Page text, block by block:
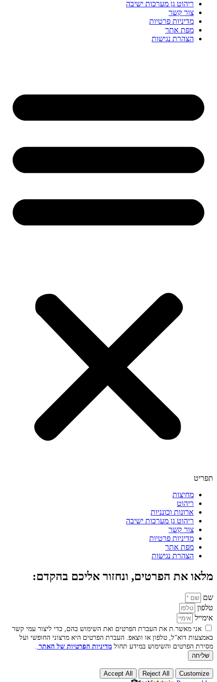
ריהוט גן מערכות ישיבה
צור קשר
מדיניות פרטיות
מפת אתר
הצהרת נגישות
תפריט
מחיצות
ריהוט
ארונות וכונניות
ריהוט גן מערכות ישיבה
צור קשר
מדיניות פרטיות
מפת אתר
הצהרת נגישות
מלאו את הפרטים, ונחזור אליכם בהקדם:
שם
טלפון
אימייל
אני מאשר.ת את העברת הפרטים ואת השימוש בהם, כדי ליצור עמי קשר
באמצעות דוא"ל, טלפון או ווצאפ. העברת הפרטים היא מרצוני החופשי ועל
מסירת הפרטים והשימוש במידע תחול מדיניות הפרטיות של האתר .
שליחה
Customize
Reject All
Accept All